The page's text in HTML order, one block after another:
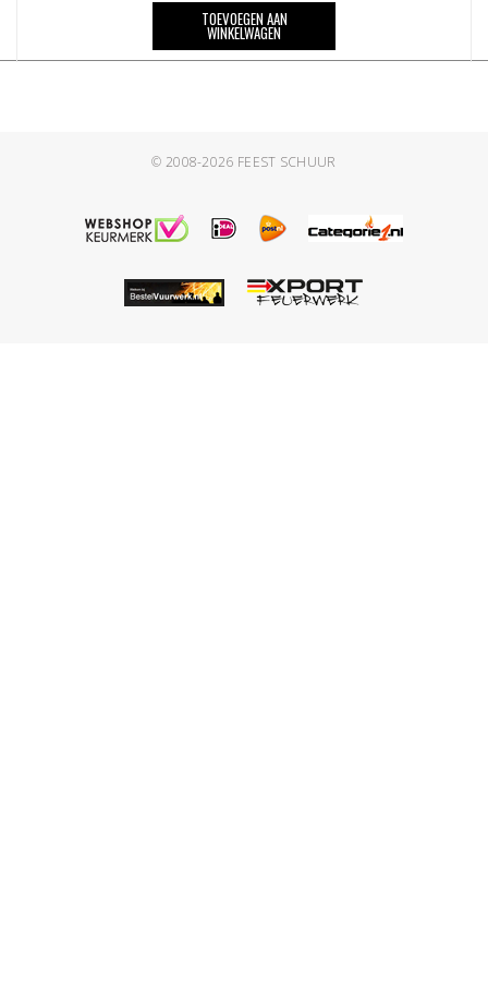
TOEVOEGEN AAN
WINKELWAGEN
© 2008-2026 FEEST SCHUUR